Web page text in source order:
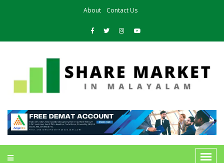
About Contact Us